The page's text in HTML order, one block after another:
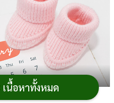
นื้อหาทั้งหมด